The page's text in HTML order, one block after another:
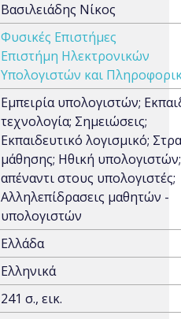
Βασιλειάδης Νίκος
Φυσικές Επιστήμες
Επιστήμη Ηλεκτρονικών
Υπολογιστών και
Εμπειρία υπολογιστών;
τεχνολογία; Σημειώσεις;
Εκπαιδευτικό λογισμικό;
μάθησης; Ηθική
απέναντι στους υπολογιστές;
Αλληλεπίδρασεις μαθητών -
υπολογιστών
Ελλάδα
Ελληνικά
241 σ., εικ.